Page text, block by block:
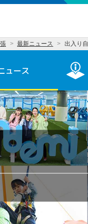
最新ニュース 出入り
ュース